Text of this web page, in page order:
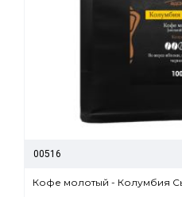
00516
Кофе молотый - Колумбия